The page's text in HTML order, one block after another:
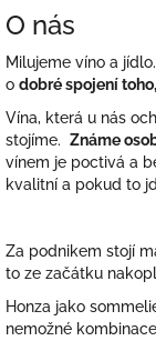
O nás
Milujeme víno a
o dobré spojení
Vína, která u nás
stojíme. Známe
vínem je poctivá a
kvalitní a pokud to
Za podnikem stojí
to ze začátku
Honza jako
nemožné